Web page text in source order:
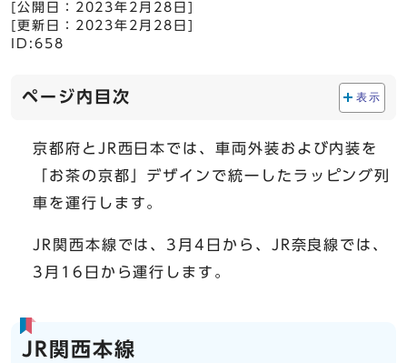
[公開日： 2023年2月28日
[更新日： 2023年2月28日
ID:658
ページ内目次 表示
京都府とJR西日本では、車両外装および内装を
「お茶の京都」デザインで統一したラッピング列
車を運行します。
JR関西本線では、3月4日から、JR奈良線では、
3月16日から運行します。
JR関西本線